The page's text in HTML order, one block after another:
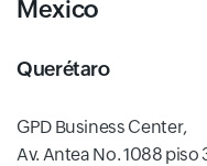
Mexico
Querétaro
GPD Business Center,
Av. Antea No. 1088 piso